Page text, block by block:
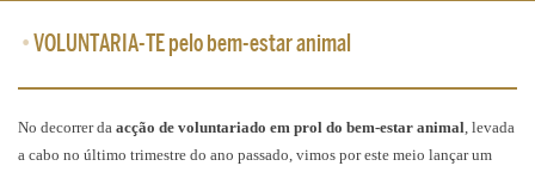
•VOLUNTARIA-TE pelo bem-estar animal
No decorrer da acção de voluntariado em prol do bem-estar animal, levada
a cabo no último trimestre do ano passado, vimos por este meio lançar um